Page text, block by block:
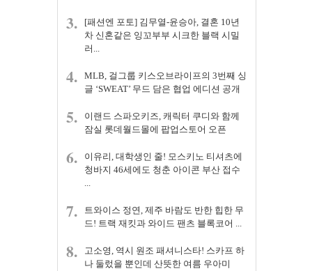
3.
[패션엔 포토] 김무열-윤승아, 결혼 10년
차 신혼같은 잉꼬부부 시크한 블랙 시밀
러...
4.
MLB, 걸그룹 키스오브라이프의 3번째 싱
글 ‘SWEAT’ 무드 담은 협업 에디션 공개
5.
이랜드 스파오키즈, 캐릭터 쿠디와 함께
잠실 롯데월드몰에 팝업스토어 오픈
6.
이유리, 대학생인 줄! 모스키노 티셔츠에
청바지 46세에도 청춘 아이콘 부산 접수
...
7.
트와이스 정연, 제주 바람도 반한 힙한 무
드! 트랙 재킷과 와이드 팬츠 블록코어 ...
8.
고소영, 역시 원조 패셔니스타! 스카프 하
나 둘렀을 뿐인데 산뜻한 여름 우아미